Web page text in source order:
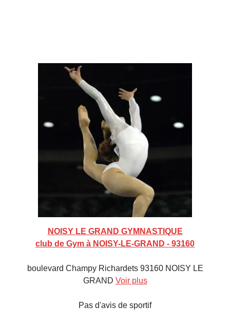
NOISY LE GRAND GYMNASTIQUE
club de Gym à NOISY-LE-GRAND - 93160
boulevard Champy Richardets 93160 NOISY LE
GRAND Voir plus
Pas d'avis de sportif